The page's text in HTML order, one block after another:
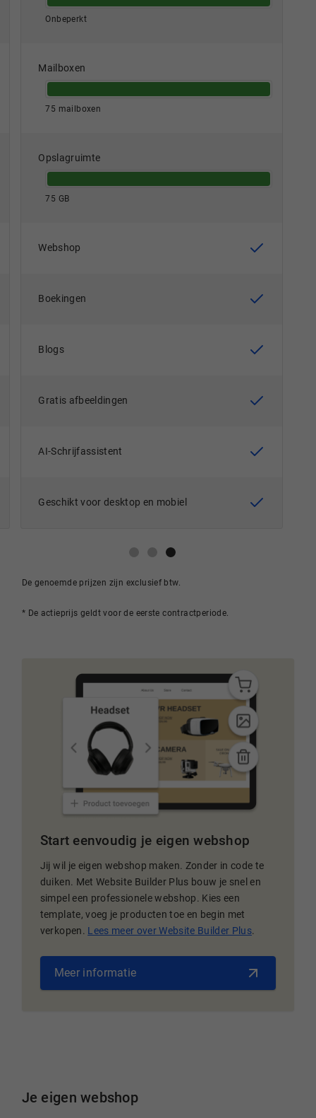
Onbeperkt
Mailboxen
75 mailboxen
Opslagruimte
75 GB
Webshop
Boekingen
Blogs
Gratis afbeeldingen
AI-Schrijfassistent
Geschikt voor desktop en mobiel
De genoemde prijzen zijn exclusief btw.
* De actieprijs geldt voor de eerste contractperiode.
Start eenvoudig je eigen webshop
Jij wil je eigen webshop maken. Zonder in code te
duiken. Met Website Builder Plus bouw je snel en
simpel een professionele webshop. Kies een
template, voeg je producten toe en begin met
verkopen. Lees meer over Website Builder Plus.
Meer informatie
Je eigen webshop